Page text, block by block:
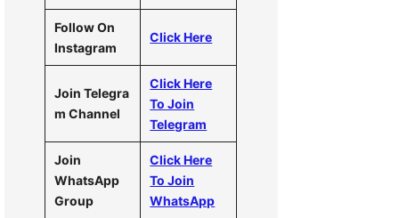
Follow On
Instagram
Click Here
Join Telegra
m Channel
Click Here
To Join
Telegram
Join
WhatsApp
Group
Click Here
To Join
WhatsApp